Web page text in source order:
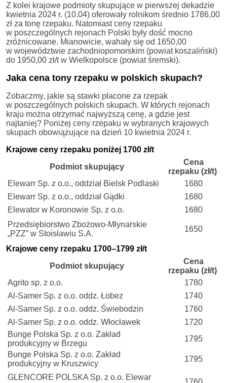
Z kolei krajowe podmioty skupujące w pierwszej dekadzie
kwietnia 2024 r. (10.04) oferowały rolnikom średnio 1786,00
zł za tonę rzepaku. Natomiast ceny rzepaku
w poszczególnych rejonach Polski były dość mocno
zróżnicowane. Mianowicie, wahały się od 1650,00
w województwie zachodniopomorskim (powiat koszaliński)
do 1950,00 zł/t w Wielkopolsce (powiat śremski).
Jaka cena tony rzepaku w polskich skupach?
Zobaczmy, jakie są stawki płacone za rzepak
w poszczególnych polskich skupach. W których rejonach
kraju można otrzymać najwyższą cenę, a gdzie jest
najtaniej? Poniżej ceny rzepaku w wybranych krajowych
skupach obowiązujące na dzień 10 kwietnia 2024 r.
Krajowe ceny rzepaku poniżej 1700 zł/t
Podmiot skupujący
Cena
rzepaku (zł/t)
Elewarr Sp. z o.o., oddział Bielsk Podlaski
1680
Elewarr Sp. z o.o., oddział Gądki
1680
Elewator w Koronowie Sp. z o.o.
1680
Przedsiębiorstwo Zbożowo-Młynarskie
„PZZ” w Stoisławiu S.A.
1650
Krajowe ceny rzepaku 1700–1799 zł/t
Podmiot skupujący
Cena
rzepaku (zł/t)
Agrito sp. z o.o.
1780
Al-Samer Sp. z o.o. oddz. Łobez
1740
Al-Samer Sp. z o.o. oddz. Świebodzin
1760
Al-Samer Sp. z o.o. oddz. Włocławek
1720
Bunge Polska Sp. z o.o. Zakład
produkcyjny w Brzegu
1795
Bunge Polska Sp. z o.o. Zakład
produkcyjny w Kruszwicy
1795
GLENCORE POLSKA Sp. z o.o. Elewar